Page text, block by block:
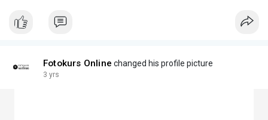
Fotokurs Online changed his profile picture
3 yrs